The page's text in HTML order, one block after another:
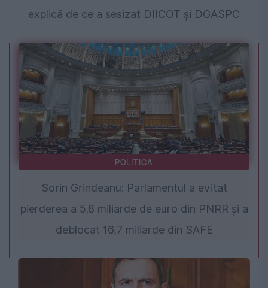
explică de ce a sesizat DIICOT și DGASPC
POLITICA
Sorin Grindeanu: Parlamentul a evitat
pierderea a 5,8 miliarde de euro din PNRR și a
deblocat 16,7 miliarde din SAFE